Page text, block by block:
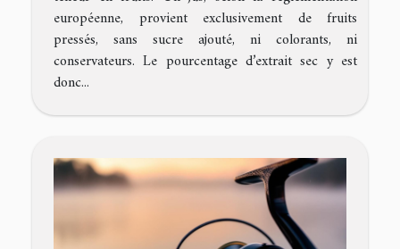
européenne, provient exclusivement de fruits
pressés, sans sucre ajouté, ni colorants, ni
conservateurs. Le pourcentage d’extrait sec y est
donc...